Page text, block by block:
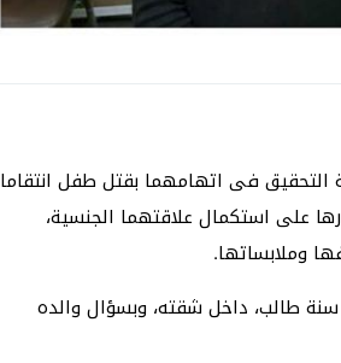
ممرضة وزوجها العرفى، 4 أيام على ذمة التحقيق فى اتهامهما بقتل طفل انتقاما
على استكمال علاقتهما الجنسية،
وملابساتها.
بدأت أحداث القضية ببلاغ لقسم شرطة الطالبية، بوفاة “يوسف. م” 14 سنة طالب، داخل شقته، وبسؤال والده